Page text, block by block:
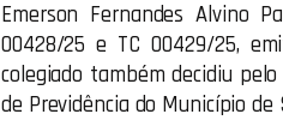
Emerson Fernandes Alvino
00428/25 e TC 00429/25,
colegiado também decidiu
de Previdência do Município de